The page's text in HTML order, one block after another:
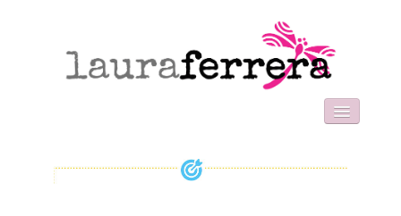
SOBRE MI